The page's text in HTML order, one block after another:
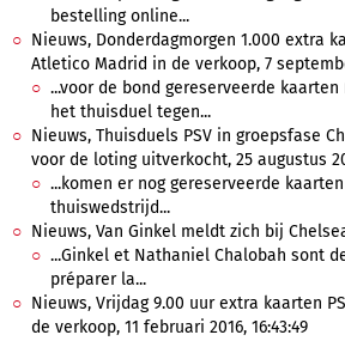
bestelling online...
Nieuws, Donderdagmorgen 1.000 extra
Atletico Madrid in de verkoop, 7
...voor de bond gereserveerde kaarten
het thuisduel tegen...
Nieuws, Thuisduels PSV in groepsfase
voor de loting uitverkocht, 25 augustus
...komen er nog gereserveerde kaarten
thuiswedstrijd...
Nieuws, Van Ginkel meldt zich bij
...Ginkel et Nathaniel Chalobah sont
préparer la...
Nieuws, Vrijdag 9.00 uur extra kaarten
de verkoop, 11 februari 2016, 16:43:49